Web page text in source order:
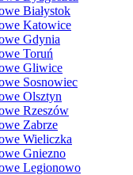
Białystok
Katowice
Gdynia
Toruń
Gliwice
Sosnowiec
Olsztyn
Rzeszów
Zabrze
Wieliczka
Gniezno
Legionowo